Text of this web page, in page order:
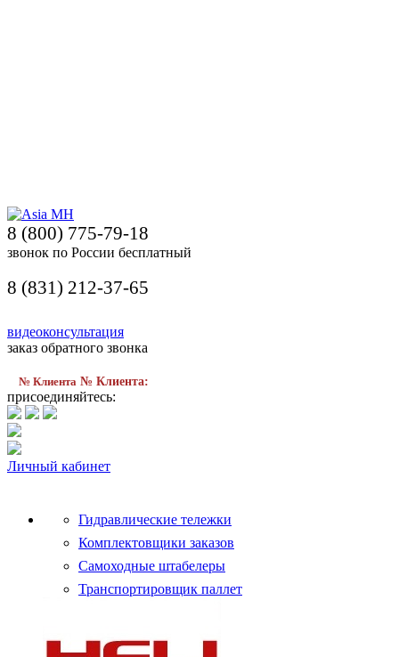
8 (800) 775-79-18
звонок по России бесплатный
8 (831) 212-37-65
видеоконсультация
заказ обратного звонка
№ Клиента № Клиента:
присоединяйтесь:
Личный кабинет
Гидравлические тележки
Комплектовщики заказов
Самоходные штабелеры
Транспортировщик паллет